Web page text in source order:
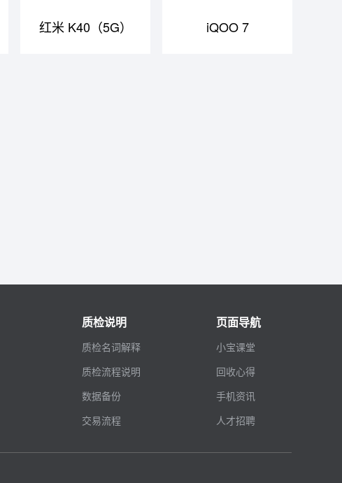
红米 K40（5G） iQOO 7
页面导航
小宝课堂
回收心得
手机资讯
人才招聘
质检说明
质检名词解释
质检流程说明
数据备份
交易流程